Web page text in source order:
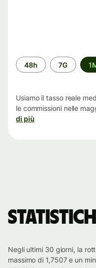
Periodo
di
48h 7G
Usiamo il tasso reale
le commissioni nelle
di più
Statistiche
Negli ultimi 30 giorni, la
massimo di 1,7507 e un